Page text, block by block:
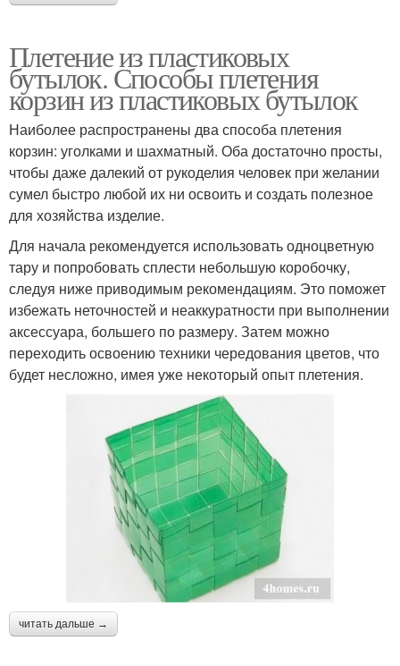
Плетение из пластиковых
бутылок. Способы плетения
корзин из пластиковых бутылок
Наиболее распространены два способа плетения
корзин: уголками и шахматный. Оба достаточно просты,
чтобы даже далекий от рукоделия человек при желании
сумел быстро любой их ни освоить и создать полезное
для хозяйства изделие.
Для начала рекомендуется использовать одноцветную
тару и попробовать сплести небольшую коробочку,
следуя ниже приводимым рекомендациям. Это поможет
избежать неточностей и неаккуратности при выполнении
аксессуара, большего по размеру. Затем можно
переходить освоению техники чередования цветов, что
будет несложно, имея уже некоторый опыт плетения.
читать дальше →